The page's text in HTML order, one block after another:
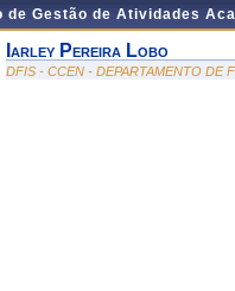
de Gestão de Atividades
Iarley Pereira Lobo
DFIS - CCEN - DEPARTAMENTO DE